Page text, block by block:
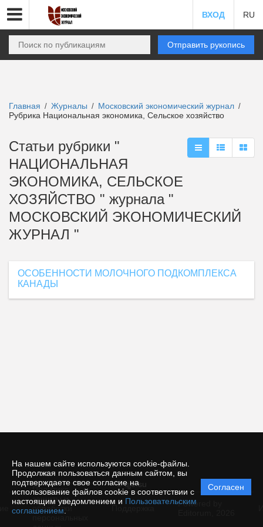
На нашем сайте используются cookie-файлы.
Продолжая пользоваться данным сайтом, вы
подтверждаете свое согласие на
использование файлов cookie в соответствии с
настоящим уведомлением и Пользовательским
соглашением
Согласен
ВХОД RU
Отправить рукопись
Главная / Журналы / Московский экономический журнал /
Рубрика Национальная экономика, Сельское хозяйство
Статьи рубрики "
НАЦИОНАЛЬНАЯ
ЭКОНОМИКА, СЕЛЬСКОЕ
ХОЗЯЙСТВО " журнала "
МОСКОВСКИЙ ЭКОНОМИЧЕСКИЙ
ЖУРНАЛ "
ОСОБЕННОСТИ МОЛОЧНОГО ПОДКОМПЛЕКСА
КАНАДЫ
© qje.su
Политика
защиты и
обработки
Powered by